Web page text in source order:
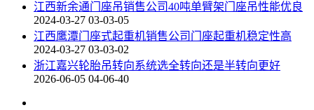
江西新余通门座吊销售公司40吨单臂架门座吊性能优良
2024-03-27 03-03-05
江西鹰潭门座式起重机销售公司门座起重机稳定性高
2024-03-27 03-03-02
浙江嘉兴轮胎吊转向系统选全转向还是半转向更好
2026-06-05 04-06-40